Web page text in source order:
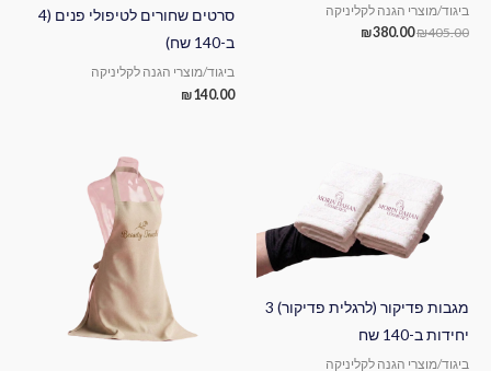
ביגוד/מוצרי הגנה לקליניקה
₪405.00
₪380.00
סרטים שחורים לטיפולי פנים (4
ב-140 שח)
ביגוד/מוצרי הגנה לקליניקה
₪140.00
מגבות פדיקור (לרגלית פדיקור) 3
יחידות ב-140 שח
ביגוד/מוצרי הגנה לקליניקה